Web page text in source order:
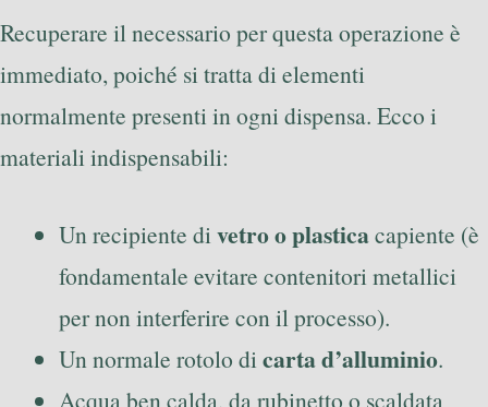
Recuperare il necessario per questa operazione è
immediato, poiché si tratta di elementi
normalmente presenti in ogni dispensa. Ecco i
materiali indispensabili:
Un recipiente di vetro o plasticacapiente (è
fondamentale evitare contenitori metallici
per non interferire con il processo).
Un normale rotolo di carta d’alluminio.
Acqua ben calda, da rubinetto o scaldata